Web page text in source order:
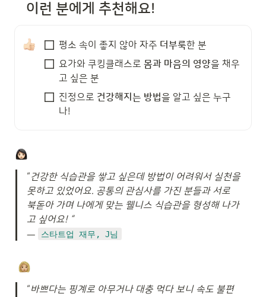
   이런 분에게 추천해요!
평소 속이 좋지 않아 자주 더부룩한 분
요가와 쿠킹클래스로 몸과 마음의 영양을 채우
고 싶은 분
진정으로 건강해지는 방법을 알고 싶은 누구
나!
“건강한 식습관을 쌓고 싶은데 방법이 어려워서 실천을
못하고 있었어요. 공통의 관심사를 가진 분들과 서로
북돋아 가며 나에게 맞는 웰니스 식습관을 형성해 나가
ㅡ
스타트업 재무, J님
“바쁘다는 핑계로 아무거나 대충 먹다 보니 속도 불편